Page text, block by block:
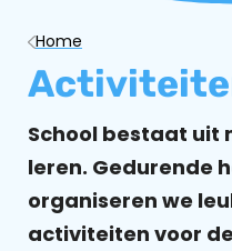
Home
School bestaat uit
leren. Gedurende
organiseren we
activiteiten voor